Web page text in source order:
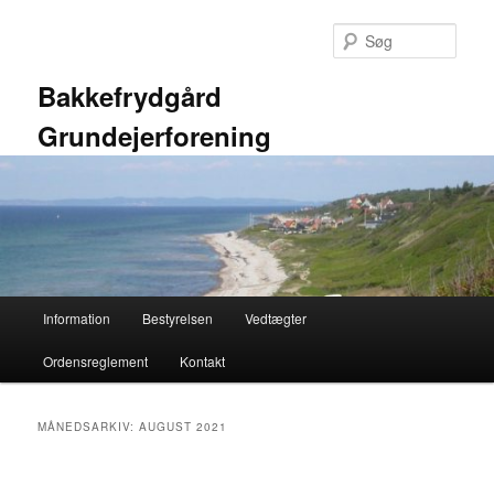
Bakkefrydgård
Grundejerforening
Information Bestyrelsen Vedtægter
Ordensreglement Kontakt
MÅNEDSARKIV:AUGUST 2021